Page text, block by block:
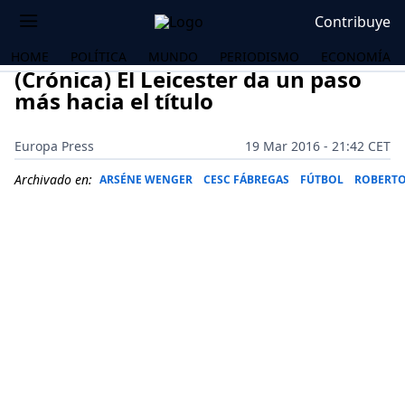
Contribuye
HOME POLÍTICA MUNDO PERIODISMO ECONOMÍA
(Crónica) El Leicester da un paso
más hacia el título
Europa Press
19 Mar 2016 - 21:42 CET
Archivado en: ARSÉNE WENGER CESC FÁBREGAS FÚTBOL